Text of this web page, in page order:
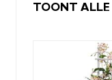
TOONT ALLE